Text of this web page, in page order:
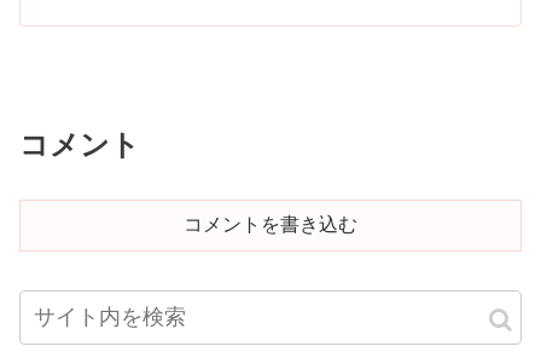
コメント
コメントを書き込む